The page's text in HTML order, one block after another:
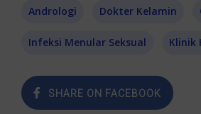
Andrologi Dokter Kelamin
Infeksi Menular Seksual Klinik
SHARE ON FACEBOOK